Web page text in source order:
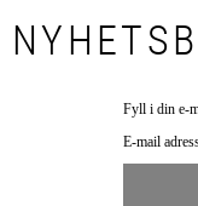
Fyll i din e-
E-mail